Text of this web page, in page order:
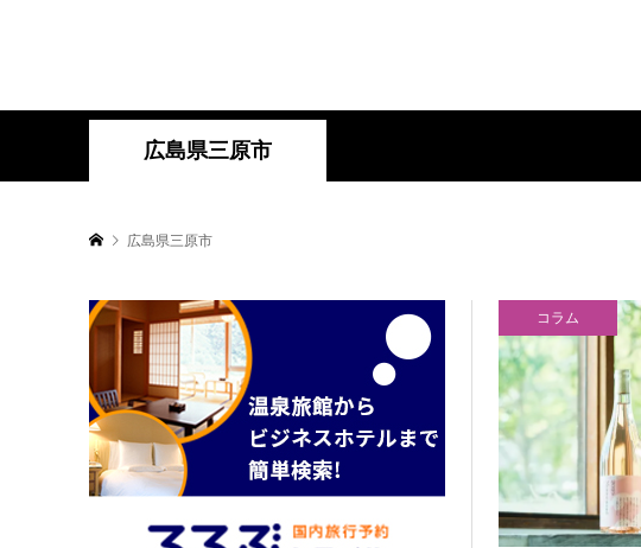
広島県三原市
広島県三原市
コラム